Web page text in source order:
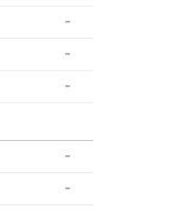
-
-
-
-
-